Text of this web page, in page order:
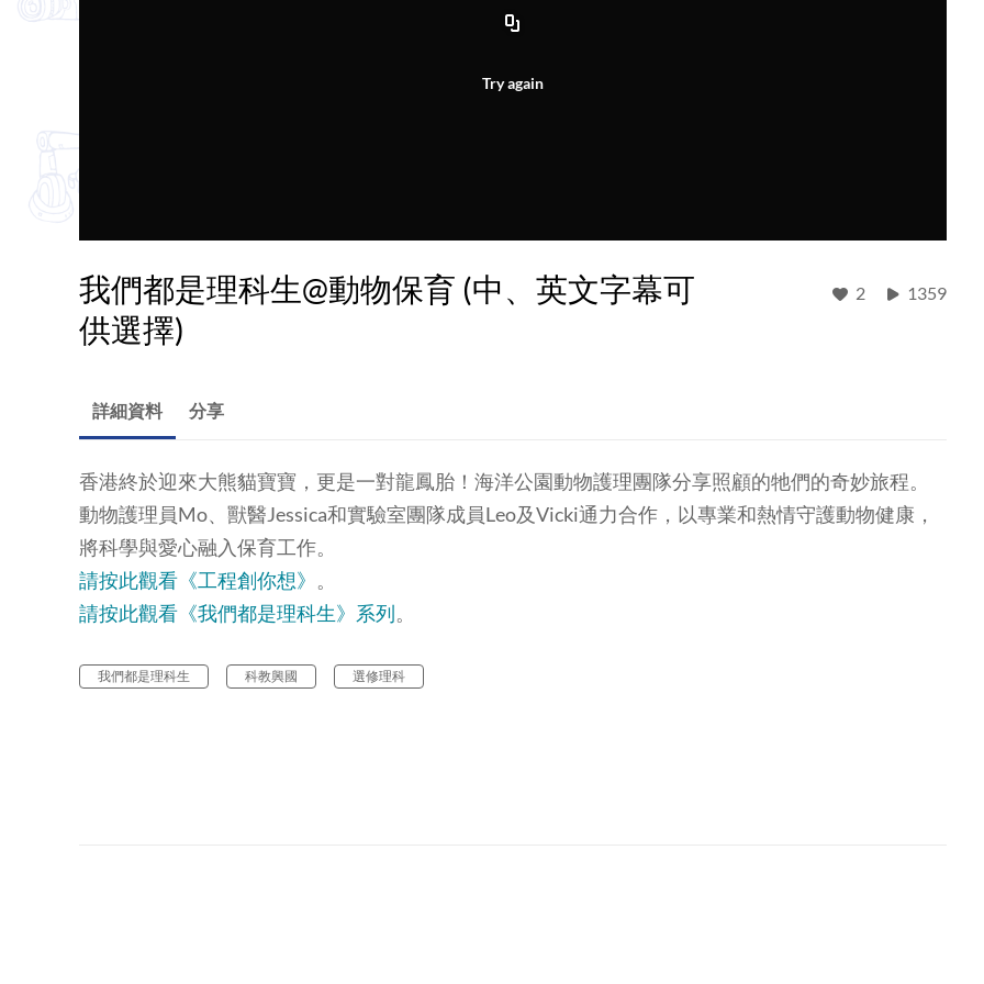
Try again
我們都是理科生@動物保育 (中、英文字幕可
供選擇)
2 1359
詳細資料 分享
香港終於迎來大熊貓寶寶，更是一對龍鳳胎！海洋公園動物護理團隊分享照顧的牠們的奇妙旅程。
動物護理員Mo、獸醫Jessica和實驗室團隊成員Leo及Vicki通力合作，以專業和熱情守護動物健康，
將科學與愛心融入保育工作。
請按此觀看《工程創你想》 。
請按此觀看《我們都是理科生》系列。
我們都是理科生 科教興國 選修理科